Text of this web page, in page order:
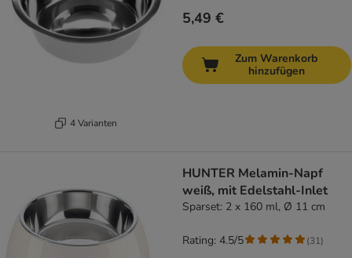
4 Varianten
5,49 €
Zum Warenkorb
hinzufügen
HUNTER Melamin-Napf
weiß, mit Edelstahl-Inlet
Sparset: 2 x 160 ml, Ø 11 cm
Rating: 4.5/5 (31)